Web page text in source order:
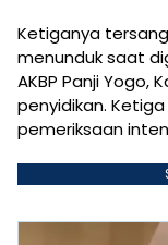
Ketiganya
menunduk saat
AKBP Panji Yogo,
penyidikan.
pemeriksaan